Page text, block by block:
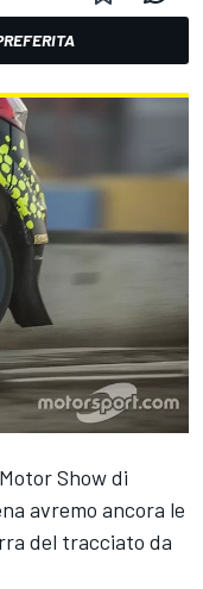
Show di
avremo ancora le
del tracciato da